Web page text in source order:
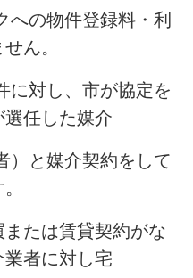
への物件登録料・利
ん。
し、市が協定を
任した媒介
と媒介契約をして
は賃貸契約がな
者に対し宅